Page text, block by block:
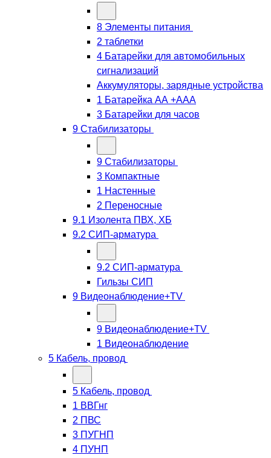
8 Элементы питания
2 таблетки
4 Батарейки для автомобильных
сигнализаций
Аккумуляторы, зарядные устройства
1 Батарейка АА +ААА
3 Батарейки для часов
9 Стабилизаторы
9 Стабилизаторы
3 Компактные
1 Настенные
2 Переносные
9.1 Изолента ПВХ, ХБ
9.2 СИП-арматура
9.2 СИП-арматура
Гильзы СИП
9 Видеонаблюдение+TV
9 Видеонаблюдение+TV
1 Видеонаблюдение
5 Кабель, провод
5 Кабель, провод
1 ВВГнг
2 ПВС
3 ПУГНП
4 ПУНП